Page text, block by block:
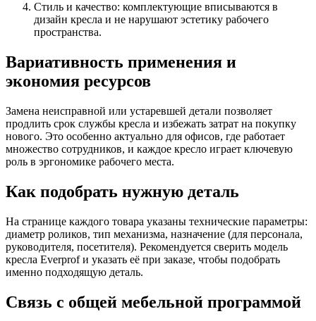
Стиль и качество: комплектующие вписываются в
дизайн кресла и не нарушают эстетику рабочего
пространства.
Вариативность применения и
экономия ресурсов
Замена неисправной или устаревшей детали позволяет
продлить срок службы кресла и избежать затрат на покупку
нового. Это особенно актуально для офисов, где работает
множество сотрудников, и каждое кресло играет ключевую
роль в эргономике рабочего места.
Как подобрать нужную деталь
На странице каждого товара указаны технические параметры:
диаметр роликов, тип механизма, назначение (для персонала,
руководителя, посетителя). Рекомендуется сверить модель
кресла Everprof и указать её при заказе, чтобы подобрать
именно подходящую деталь.
Связь с общей мебельной программой